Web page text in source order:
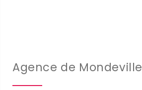
Agence de Mondeville